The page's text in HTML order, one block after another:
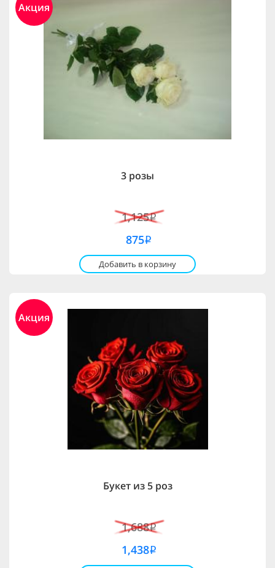
Акция
3 розы
1,125i
875i
Добавить в корзину
Акция
Букет из 5 роз
1,688i
1,438i